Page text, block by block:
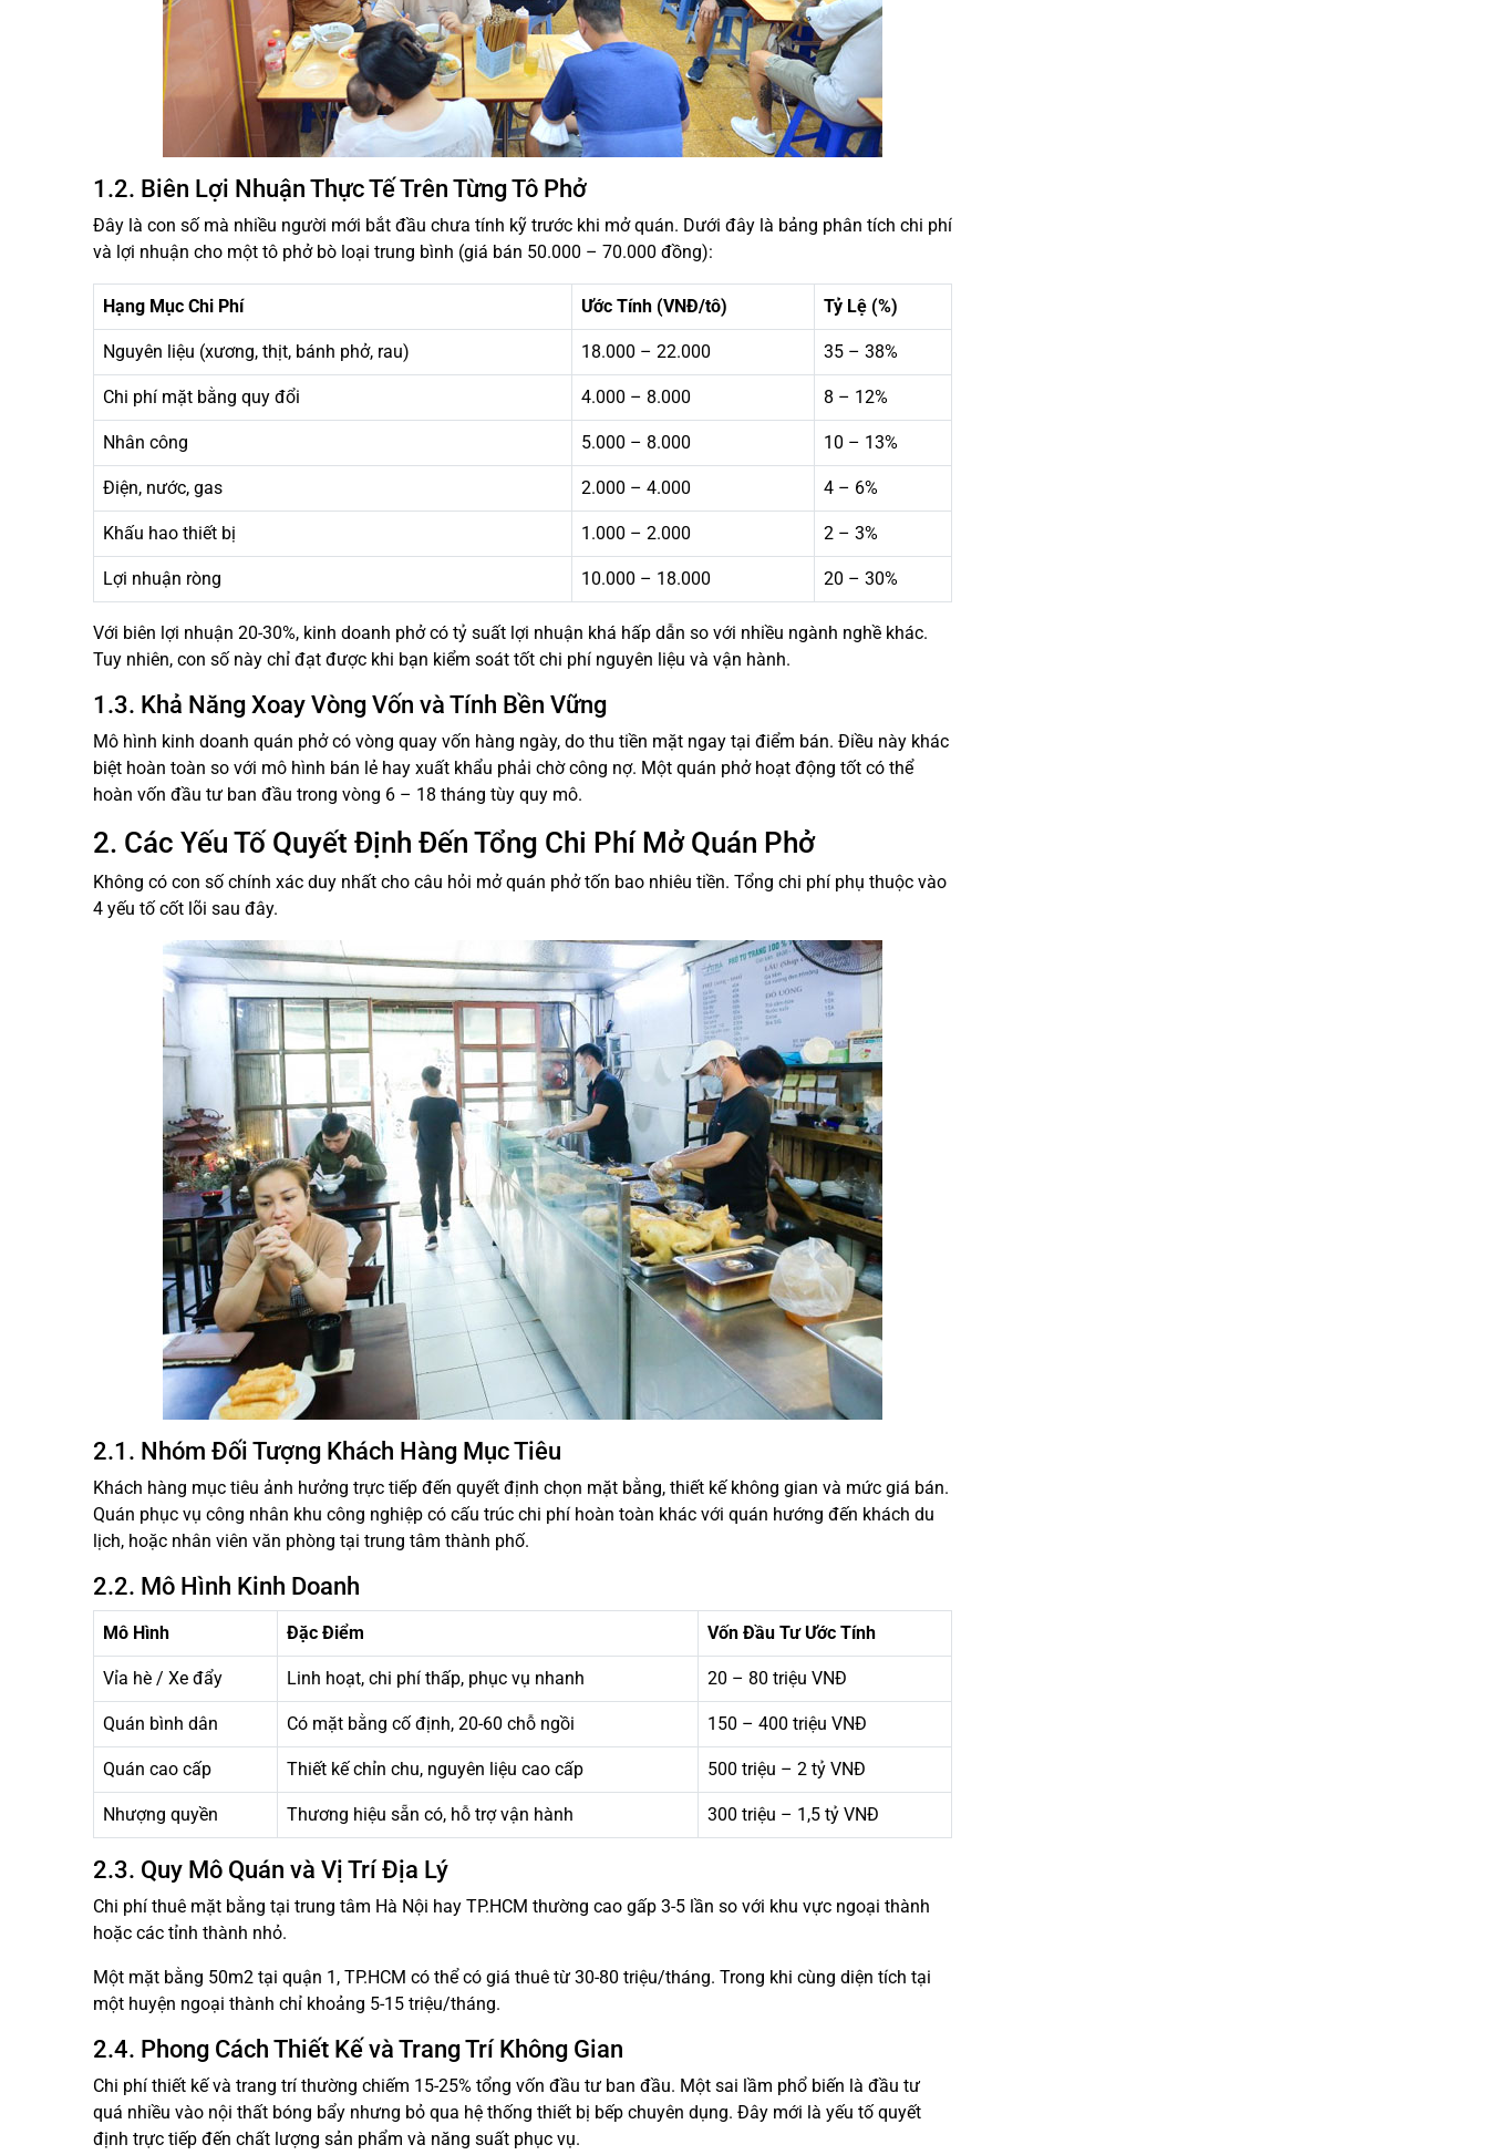
1.2. Biên Lợi Nhuận Thực Tế Trên Từng Tô Phở
Đây là con số mà nhiều người mới bắt đầu chưa tính kỹ trước khi mở quán. Dưới đây là bảng phân tích chi phí
và lợi nhuận cho một tô phở bò loại trung bình (giá bán 50.000 – 70.000 đồng):
Hạng Mục Chi Phí Ước Tính (VNĐ/tô) Tỷ Lệ (%)
Nguyên liệu (xương, thịt, bánh phở, rau) 18.000 – 22.000 35 – 38%
Chi phí mặt bằng quy đổi 4.000 – 8.000 8 – 12%
Nhân công 5.000 – 8.000 10 – 13%
Điện, nước, gas 2.000 – 4.000 4 – 6%
Khấu hao thiết bị 1.000 – 2.000 2 – 3%
Lợi nhuận ròng 10.000 – 18.000 20 – 30%
Với biên lợi nhuận 20-30%, kinh doanh phở có tỷ suất lợi nhuận khá hấp dẫn so với nhiều ngành nghề khác.
Tuy nhiên, con số này chỉ đạt được khi bạn kiểm soát tốt chi phí nguyên liệu và vận hành.
1.3. Khả Năng Xoay Vòng Vốn và Tính Bền Vững
Mô hình kinh doanh quán phở có vòng quay vốn hàng ngày, do thu tiền mặt ngay tại điểm bán. Điều này khác
biệt hoàn toàn so với mô hình bán lẻ hay xuất khẩu phải chờ công nợ. Một quán phở hoạt động tốt có thể
hoàn vốn đầu tư ban đầu trong vòng 6 – 18 tháng tùy quy mô.
2. Các Yếu Tố Quyết Định Đến Tổng Chi Phí Mở Quán Phở
Không có con số chính xác duy nhất cho câu hỏi mở quán phở tốn bao nhiêu tiền. Tổng chi phí phụ thuộc vào
4 yếu tố cốt lõi sau đây.
2.1. Nhóm Đối Tượng Khách Hàng Mục Tiêu
Khách hàng mục tiêu ảnh hưởng trực tiếp đến quyết định chọn mặt bằng, thiết kế không gian và mức giá bán.
Quán phục vụ công nhân khu công nghiệp có cấu trúc chi phí hoàn toàn khác với quán hướng đến khách du
lịch, hoặc nhân viên văn phòng tại trung tâm thành phố.
2.2. Mô Hình Kinh Doanh
Mô Hình Đặc Điểm Vốn Đầu Tư Ước Tính
Vỉa hè / Xe đẩy Linh hoạt, chi phí thấp, phục vụ nhanh 20 – 80 triệu VNĐ
Quán bình dân Có mặt bằng cố định, 20-60 chỗ ngồi 150 – 400 triệu VNĐ
Quán cao cấp Thiết kế chỉn chu, nguyên liệu cao cấp 500 triệu – 2 tỷ VNĐ
Nhượng quyền Thương hiệu sẵn có, hỗ trợ vận hành 300 triệu – 1,5 tỷ VNĐ
2.3. Quy Mô Quán và Vị Trí Địa Lý
Chi phí thuê mặt bằng tại trung tâm Hà Nội hay TP.HCM thường cao gấp 3-5 lần so với khu vực ngoại thành
hoặc các tỉnh thành nhỏ.
Một mặt bằng 50m2 tại quận 1, TP.HCM có thể có giá thuê từ 30-80 triệu/tháng. Trong khi cùng diện tích tại
một huyện ngoại thành chỉ khoảng 5-15 triệu/tháng.
2.4. Phong Cách Thiết Kế và Trang Trí Không Gian
Chi phí thiết kế và trang trí thường chiếm 15-25% tổng vốn đầu tư ban đầu. Một sai lầm phổ biến là đầu tư
quá nhiều vào nội thất bóng bẩy nhưng bỏ qua hệ thống thiết bị bếp chuyên dụng. Đây mới là yếu tố quyết
định trực tiếp đến chất lượng sản phẩm và năng suất phục vụ.